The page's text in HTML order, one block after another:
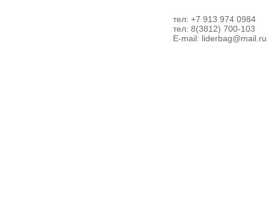
тел: +7 913 974 0984
тел: 8(3812) 700-103
E-mail: liderbag@mail.ru